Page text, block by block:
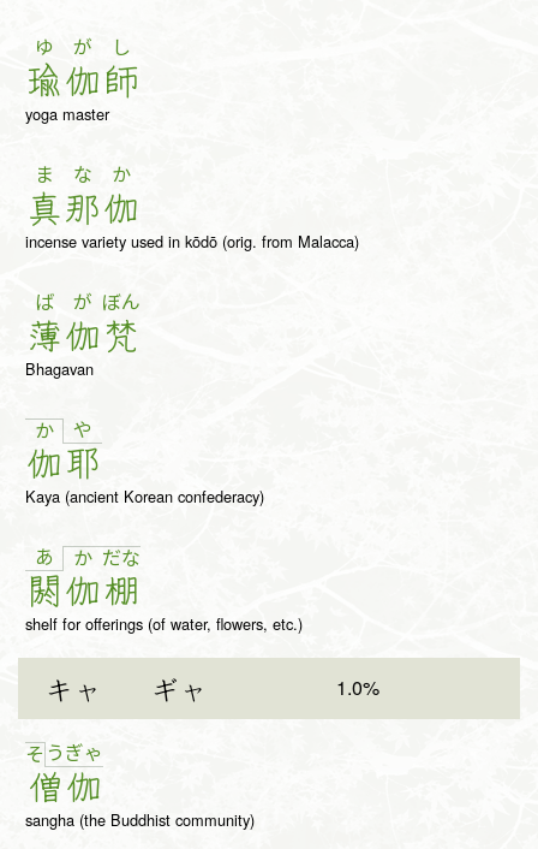
ゆ
瑜
が
伽
し
師
yoga master
ま
真
な
那
か
伽
incense variety used in kōdō (orig. from Malacca)
ば
薄
が
伽
ぼん
梵
Bhagavan
か
伽
や
耶
Kaya (ancient Korean confederacy)
あ
閼
か
伽
だな
棚
shelf for offerings (of water, flowers, etc.)
キャ ギャ 1.0%
そ う
僧
ぎゃ
伽
sangha (the Buddhist community)